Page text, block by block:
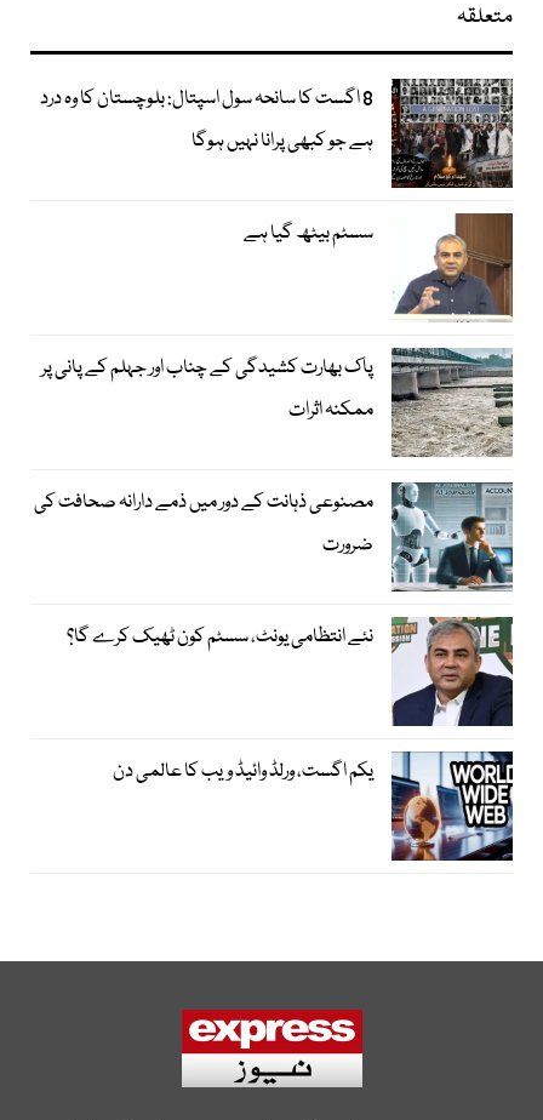
متعلقہ
8 اگست کا سانحہ سول اسپتال: بلوچستان کا وہ درد
ہے جو کبھی پرانا نہیں ہوگا
سسٹم بیٹھ گیا ہے
پاک بھارت کشیدگی کے چناب اور جہلم کے پانی پر
ممکنہ اثرات
مصنوعی ذہانت کے دور میں ذمے دارانہ صحافت کی
ضرورت
نئے انتظامی یونٹ، سسٹم کون ٹھیک کرے گا؟
یکم اگست، ورلڈ وائیڈ ویب کا عالمی دن